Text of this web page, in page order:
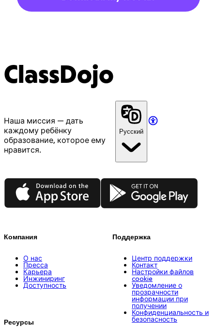
ClassDojo
Наша миссия — дать
каждому ребёнку
образование, которое ему
нравится.
Русский
App Store Google Play
Компания
О нас
Пресса
Карьера
Инжиниринг
Доступность
Ресурсы
Поддержка
Центр поддержки
Контакт
Настройки файлов
cookie
Уведомление о
прозрачности
информации при
получении
Конфиденциальность и
безопасность